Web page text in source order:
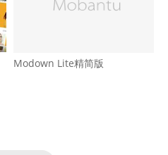
Modown Lite精简版